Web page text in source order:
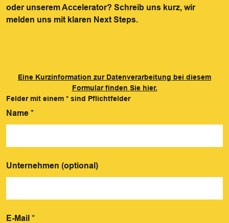
oder unserem Accelerator? Schreib uns kurz, wir
melden uns mit klaren Next Steps.
Eine Kurzinformation zur Datenverarbeitung bei diesem
Formular finden Sie hier.
Felder mit einem * sind Pflichtfelder
Name *
Unternehmen (optional)
E-Mail *